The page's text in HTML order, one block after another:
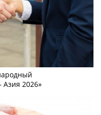
Азия 2026»